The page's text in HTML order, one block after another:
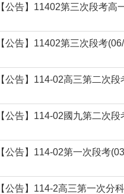
【公告】11402第三次段考
【公告】11402第三次段考
【公告】114-02高三第二次
【公告】114-02國九第二次
【公告】114-02第一次段考
【公告】114-2高三第一次分